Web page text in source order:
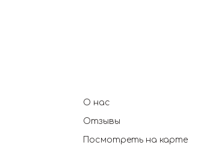
О нас
Отзывы
Посмотреть на карте